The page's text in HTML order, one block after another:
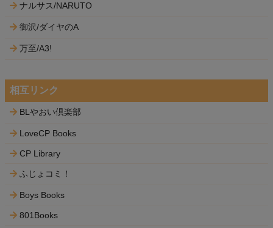
ナルサス/NARUTO
御沢/ダイヤのA
万至/A3!
相互リンク
BLやおい倶楽部
LoveCP Books
CP Library
ふじょコミ！
Boys Books
801Books